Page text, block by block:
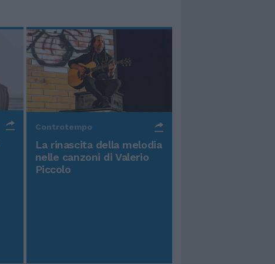
Controtempo
La rinascita della melodia
nelle canzoni di Valerio
Piccolo